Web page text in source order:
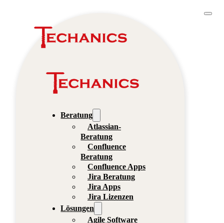
Beratung
Atlassian-
Beratung
Confluence
Beratung
Confluence Apps
Jira Beratung
Jira Apps
Jira Lizenzen
Lösungen
Agile Software